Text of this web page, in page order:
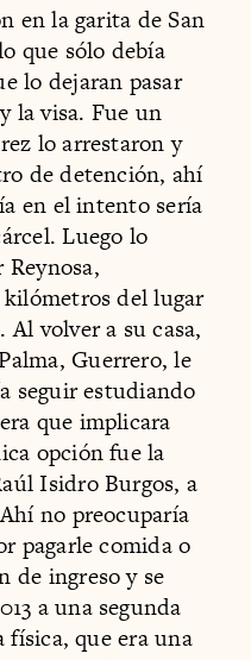
en la garita de San
que sólo debía
lo dejaran pasar
la visa. Fue un
lo arrestaron y
de detención, ahí
en el intento sería
Luego lo
del lugar
volver a su casa,
Guerrero, le
seguir estudiando
que implicara
opción fue la
Isidro Burgos, a
no preocuparía
pagarle comida o
de ingreso y se
a una segunda
física, que era una